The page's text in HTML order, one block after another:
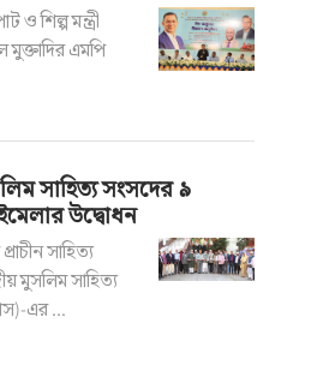
ও শিল্প মন্ত্রী
এমপি
সাহিত্য সংসদের ৯
উদ্বোধন
সাহিত্য
মুসলিম সাহিত্য
এর ...